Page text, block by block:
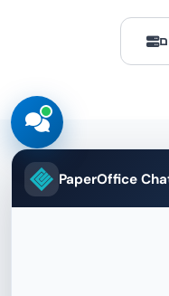
PaperOffice